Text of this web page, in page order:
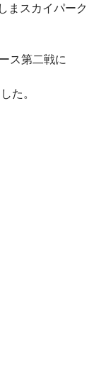
まスカイパーク
ス第二戦に
た。